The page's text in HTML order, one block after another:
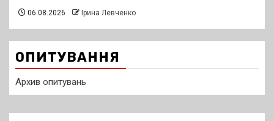
06.08.2026 Ірина Левченко
ОПИТУВАННЯ
Архив опитувань